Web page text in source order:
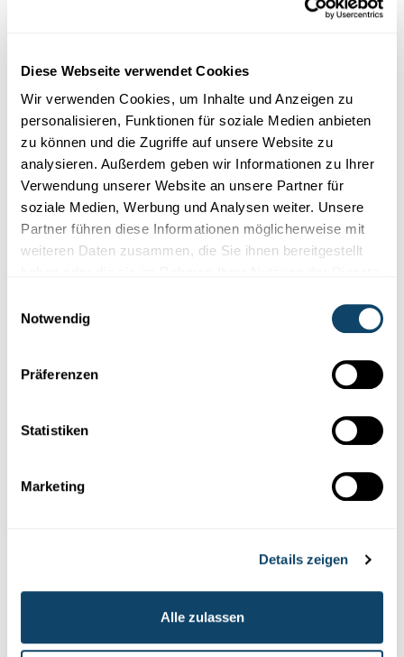
Diese Webseite verwendet Cookies
Wir verwenden Cookies, um Inhalte und Anzeigen zu
personalisieren, Funktionen für soziale Medien anbieten
zu können und die Zugriffe auf unsere Website zu
analysieren. Außerdem geben wir Informationen zu Ihrer
Verwendung unserer Website an unsere Partner für
soziale Medien, Werbung und Analysen weiter. Unsere
Partner führen diese Informationen möglicherweise mit
weiteren Daten zusammen, die Sie ihnen bereitgestellt
Notwendig
Präferenzen
Statistiken
Marketing
Details zeigen
Alle zulassen
Forscher-Portraits
Was ist die Energie der Zukunft?
antreibt u...
Forschung in Luxemburg